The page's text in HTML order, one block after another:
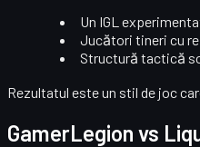
Un IGL
Jucători tineri cu
Structură tactică
Rezultatul este un stil de joc
GamerLegion vs